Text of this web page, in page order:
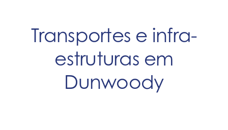
Transportes e infra-
estruturas em
Dunwoody